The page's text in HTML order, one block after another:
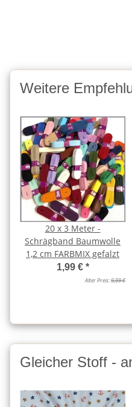
Weitere
20 x 3 Meter -
Schrägband Baumwolle
1,2 cm FARBMIX gefalzt
1,99 € *
Alter Preis:9,99 €
Gleicher Stoff -